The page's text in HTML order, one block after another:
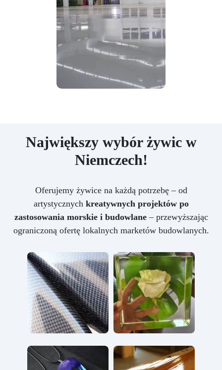
Największy wybór żywic w
Niemczech!
Oferujemy żywice na każdą potrzebę – od
artystycznych kreatywnych projektów po
zastosowania morskie i budowlane– przewyższając
ograniczoną ofertę lokalnych marketów budowlanych.